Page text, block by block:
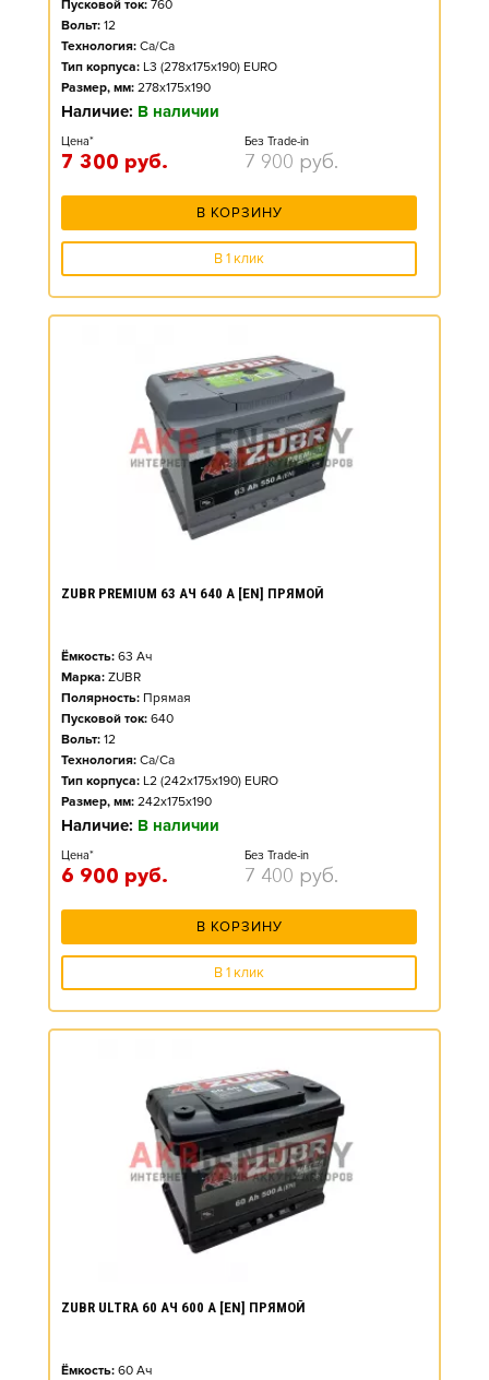
Пусковой ток: 760
Вольт: 12
Технология: Ca/Ca
Тип корпуса: L3 (278x175x190) EURO
Размер, мм: 278x175x190
Наличие: В наличии
Цена*
7 300 руб.
Без Trade-in
7 900 руб.
В КОРЗИНУ
В 1 клик
ZUBR PREMIUM 63 АЧ 640 А [EN] ПРЯМОЙ
Ёмкость: 63 Ач
Марка: ZUBR
Полярность: Прямая
Пусковой ток: 640
Вольт: 12
Технология: Ca/Ca
Тип корпуса: L2 (242x175x190) EURO
Размер, мм: 242x175x190
Наличие: В наличии
Цена*
6 900 руб.
Без Trade-in
7 400 руб.
В КОРЗИНУ
В 1 клик
ZUBR ULTRA 60 АЧ 600 А [EN] ПРЯМОЙ
Ёмкость: 60 Ач